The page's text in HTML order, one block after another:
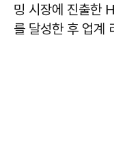
밍 시장에 진출한
를 달성한 후 업계